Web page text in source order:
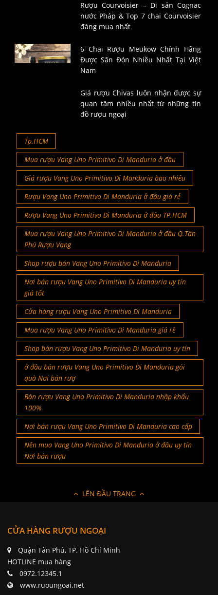
Rượu Courvoisier – Di sản Cognac
nước Pháp & Top 7 chai Courvoisier
đáng mua nhất
6 Chai Rượu Meukow Chính Hãng
Được Săn Đón Nhiều Nhất Tại Việt
Nam
Giá rượu Chivas luôn nhận được sự
quan tâm nhiều nhất từ những tín
đồ rượu ngoại
Tp.HCM
Mua rượu Vang Uno Primitivo Di Manduria ở đâu
Giá rượu Vang Uno Primitivo Di Manduria bao nhiêu
Rượu Vang Uno Primitivo Di Manduria ở đâu giá rẻ
Rượu Vang Uno Primitivo Di Manduria ở đâu TP.HCM
Mua rượu Vang Uno Primitivo Di Manduria ở đâu Q.Tân
Phú Rượu Vang
Shop rượu bán Vang Uno Primitivo Di Manduria
Nơi bán rượu Vang Uno Primitivo Di Manduria uy tín
giá tốt
Cửa hàng rượu Vang Uno Primitivo Di Manduria
Mua rượu Vang Uno Primitivo Di Manduria giá rẻ
Shop bán rượu Vang Uno Primitivo Di Manduria uy tín
ở đâu bán rượu Vang Uno Primitivo Di Manduria gói
quà Nơi bán rượ
Bán rượu Vang Uno Primitivo Di Manduria nhập khẩu
100%
Nơi bán rượu Vang Uno Primitivo Di Manduria cao cấp
Nên mua Vang Uno Primitivo Di Manduria ở đâu uy tín
Nơi bán rượu
LÊN ĐẦU TRANG
CỬA HÀNG RƯỢU NGOẠI
Quận Tân Phú, TP. Hồ Chí Minh
HOTLINE mua hàng
0972.12345.1
www.ruoungoai.net